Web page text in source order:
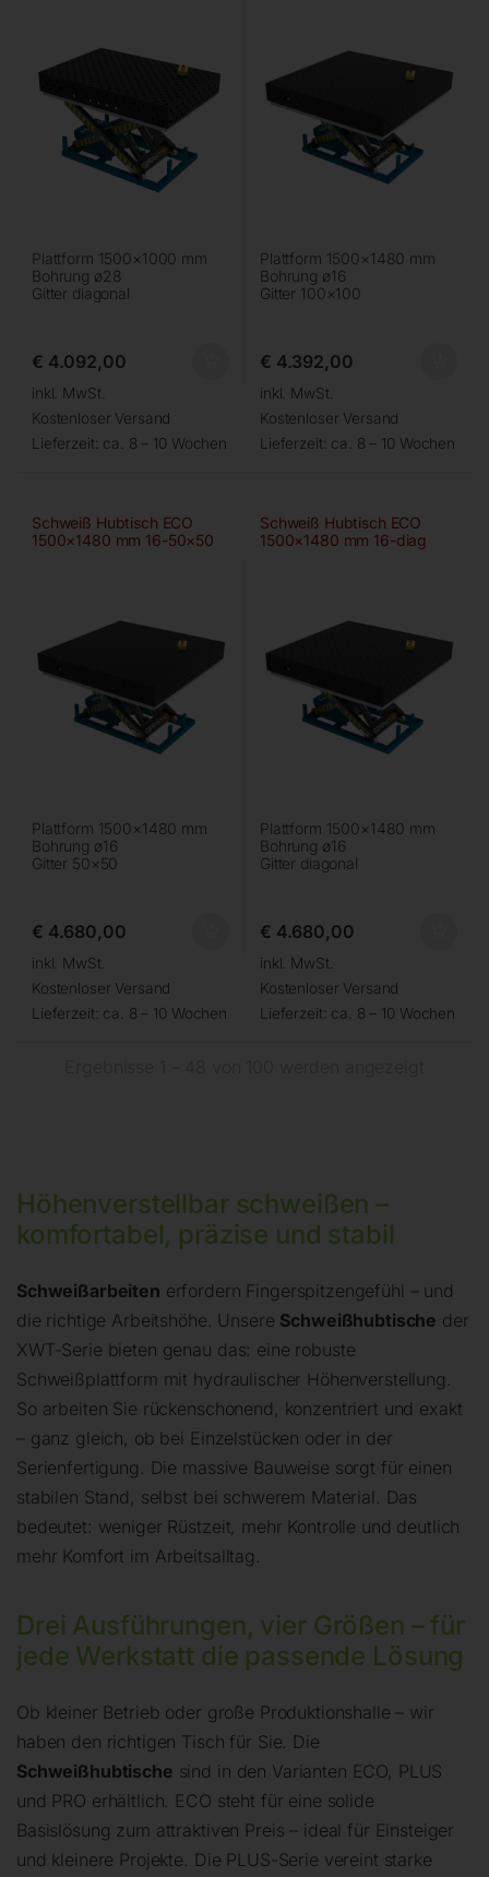
Plattform 1500×1000 mm
Bohrung ø28
Gitter diagonal
€ 4.092,00
inkl. MwSt.
Kostenloser Versand
Lieferzeit: ca. 8 – 10 Wochen
Plattform 1500×1480 mm
Bohrung ø16
Gitter 100×100
€ 4.392,00
inkl. MwSt.
Kostenloser Versand
Lieferzeit: ca. 8 – 10 Wochen
Schweiß Hubtisch ECO
1500×1480 mm 16-50×50
Plattform 1500×1480 mm
Bohrung ø16
Gitter 50×50
€ 4.680,00
inkl. MwSt.
Kostenloser Versand
Lieferzeit: ca. 8 – 10 Wochen
Schweiß Hubtisch ECO
1500×1480 mm 16-diag
Plattform 1500×1480 mm
Bohrung ø16
Gitter diagonal
€ 4.680,00
inkl. MwSt.
Kostenloser Versand
Lieferzeit: ca. 8 – 10 Wochen
Höhenverstellbar schweißen –
komfortabel, präzise und stabil
Schweißarbeiten erfordern Fingerspitzengefühl – und
die richtige Arbeitshöhe. Unsere Schweißhubtische der
XWT-Serie bieten genau das: eine robuste
Schweißplattform mit hydraulischer Höhenverstellung.
So arbeiten Sie rückenschonend, konzentriert und exakt
– ganz gleich, ob bei Einzelstücken oder in der
Serienfertigung. Die massive Bauweise sorgt für einen
stabilen Stand, selbst bei schwerem Material. Das
bedeutet: weniger Rüstzeit, mehr Kontrolle und deutlich
mehr Komfort im Arbeitsalltag.
Drei Ausführungen, vier Größen – für
jede Werkstatt die passende Lösung
Ob kleiner Betrieb oder große Produktionshalle – wir
haben den richtigen Tisch für Sie. Die
Schweißhubtische sind in den Varianten ECO, PLUS
und PRO erhältlich. ECO steht für eine solide
Basislösung zum attraktiven Preis – ideal für Einsteiger
und kleinere Projekte. Die PLUS-Serie vereint starke